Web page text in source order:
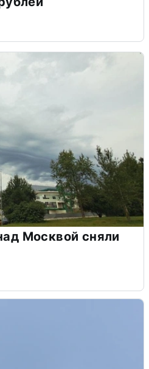
Москвой сняли